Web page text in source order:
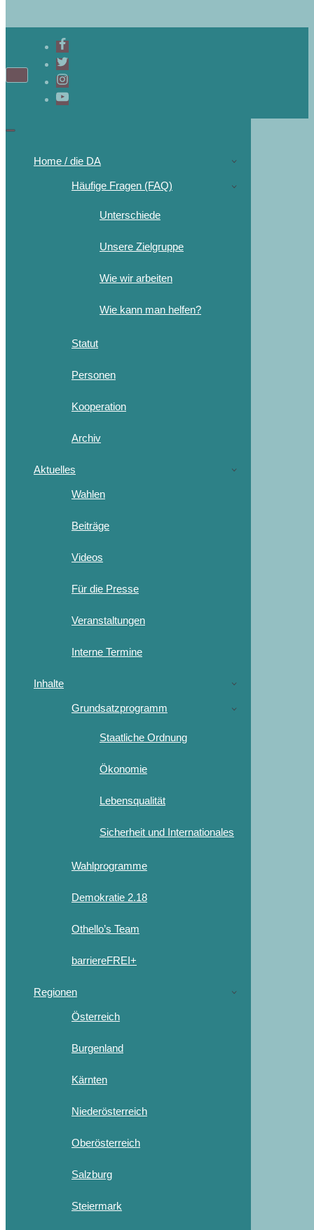
Home / die DA
Häufige Fragen (FAQ)
Unterschiede
Unsere Zielgruppe
Wie wir arbeiten
Wie kann man helfen?
Statut
Personen
Kooperation
Archiv
Aktuelles
Wahlen
Beiträge
Videos
Für die Presse
Veranstaltungen
Interne Termine
Inhalte
Grundsatzprogramm
Staatliche Ordnung
Ökonomie
Lebensqualität
Sicherheit und Internationales
Wahlprogramme
Demokratie 2.18
Othello’s Team
barriereFREI+
Regionen
Österreich
Burgenland
Kärnten
Niederösterreich
Oberösterreich
Salzburg
Steiermark